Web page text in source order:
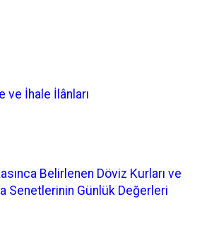
ve İhale İlânları
Belirlenen Döviz Kurları ve
Senetlerinin Günlük Değerleri